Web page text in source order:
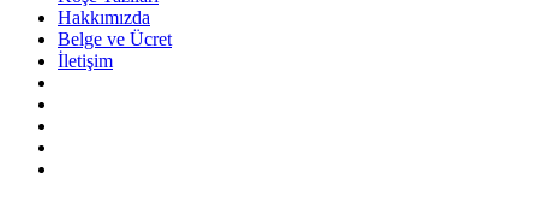
Hakkımızda
Belge ve Ücret
İletişim